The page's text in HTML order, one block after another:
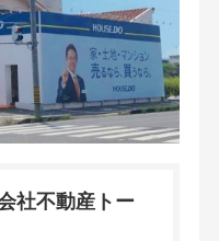
社不動産トー